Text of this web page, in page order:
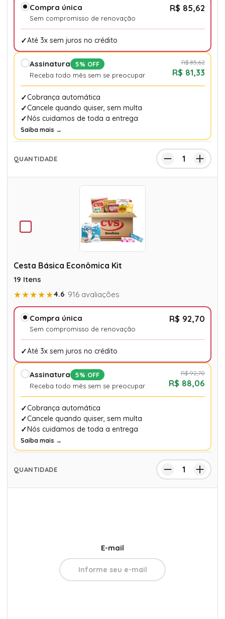
Compra única
Sem compromisso de renovação
R$ 85,62
Até 3x sem juros no crédito
Assinatura
5% OFF
Receba todo mês sem se preocupar
R$ 85,62
R$ 81,33
Cobrança automática
Cancele quando quiser, sem multa
Nós cuidamos de toda a entrega
Saiba mais →
Cesta Básica Econômica Kit
19 Itens
★★★★★4.6· 916 avaliações
Compra única
Sem compromisso de renovação
R$ 92,70
Até 3x sem juros no crédito
Assinatura
5% OFF
Receba todo mês sem se preocupar
R$ 92,70
R$ 88,06
Cobrança automática
Cancele quando quiser, sem multa
Nós cuidamos de toda a entrega
Saiba mais →
E-mail